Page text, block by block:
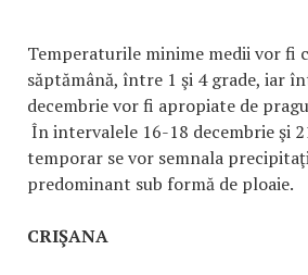
Temperaturile minime medii vor fi
săptămână, între 1 şi 4 grade, iar
decembrie vor fi apropiate de
În intervalele 16-18 decembrie şi
temporar se vor semnala
predominant sub formă de ploaie.
CRIŞANA